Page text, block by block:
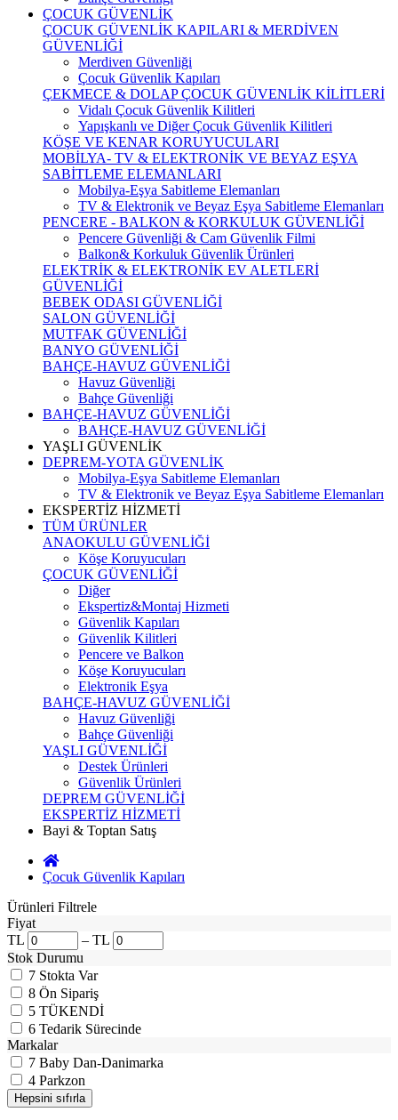
ÇOCUK GÜVENLİK
ÇOCUK GÜVENLİK KAPILARI & MERDİVEN
GÜVENLİĞİ
Merdiven Güvenliği
Çocuk Güvenlik Kapıları
ÇEKMECE & DOLAP ÇOCUK GÜVENLİK KİLİTLERİ
Vidalı Çocuk Güvenlik Kilitleri
Yapışkanlı ve Diğer Çocuk Güvenlik Kilitleri
KÖŞE VE KENAR KORUYUCULARI
MOBİLYA- TV & ELEKTRONİK VE BEYAZ EŞYA
SABİTLEME ELEMANLARI
Mobilya-Eşya Sabitleme Elemanları
TV & Elektronik ve Beyaz Eşya Sabitleme Elemanları
PENCERE - BALKON & KORKULUK GÜVENLİĞİ
Pencere Güvenliği & Cam Güvenlik Filmi
Balkon& Korkuluk Güvenlik Ürünleri
ELEKTRİK & ELEKTRONİK EV ALETLERİ
GÜVENLİĞİ
BEBEK ODASI GÜVENLİĞİ
SALON GÜVENLİĞİ
MUTFAK GÜVENLİĞİ
BANYO GÜVENLİĞİ
BAHÇE-HAVUZ GÜVENLİĞİ
Havuz Güvenliği
Bahçe Güvenliği
BAHÇE-HAVUZ GÜVENLİĞİ
BAHÇE-HAVUZ GÜVENLİĞİ
YAŞLI GÜVENLİK
DEPREM-YOTA GÜVENLİK
Mobilya-Eşya Sabitleme Elemanları
TV & Elektronik ve Beyaz Eşya Sabitleme Elemanları
EKSPERTİZ HİZMETİ
TÜM ÜRÜNLER
ANAOKULU GÜVENLİĞİ
Köşe Koruyucuları
ÇOCUK GÜVENLİĞİ
Diğer
Ekspertiz&Montaj Hizmeti
Güvenlik Kapıları
Güvenlik Kilitleri
Pencere ve Balkon
Köşe Koruyucuları
Elektronik Eşya
BAHÇE-HAVUZ GÜVENLİĞİ
Havuz Güvenliği
Bahçe Güvenliği
YAŞLI GÜVENLİĞİ
Destek Ürünleri
Güvenlik Ürünleri
DEPREM GÜVENLİĞİ
EKSPERTİZ HİZMETİ
Bayi & Toptan Satış
Çocuk Güvenlik Kapıları
Ürünleri Filtrele
Fiyat
TL
– TL
Stok Durumu
7 Stokta Var
8 Ön Sipariş
5 TÜKENDİ
6 Tedarik Sürecinde
Markalar
7 Baby Dan-Danimarka
4 Parkzon